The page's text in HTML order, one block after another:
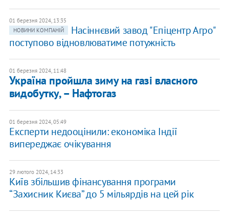
01 березня 2024, 13:35
НОВИНИ КОМПАНІЙ
Насіннєвий завод "Епіцентр Агро"
поступово відновлюватиме потужність
01 березня 2024, 11:48
Україна пройшла зиму на газі власного
видобутку, – Нафтогаз
01 березня 2024, 05:49
Експерти недооцінили: економіка Індії
випереджає очікування
29 лютого 2024, 14:33
Київ збільшив фінансування програми
“Захисник Києва” до 5 мільярдів на цей рік